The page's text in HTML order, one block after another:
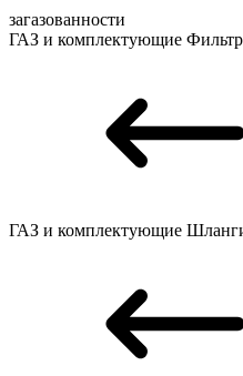
загазованности
ГАЗ и комплектующие
ГАЗ и комплектующие